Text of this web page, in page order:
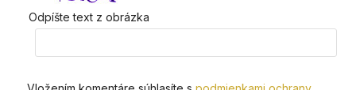
Odpíšte text z obrázka